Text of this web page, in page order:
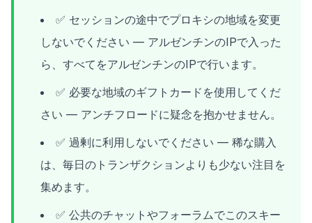
✅ セッションの途中でプロキシの地域を変更
しないでください — アルゼンチンのIPで入った
ら、すべてをアルゼンチンのIPで行います。
✅ 必要な地域のギフトカードを使用してくだ
さい — アンチフロードに疑念を抱かせません。
✅ 過剰に利用しないでください — 稀な購入
は、毎日のトランザクションよりも少ない注目を
集めます。
✅ 公共のチャットやフォーラムでこのスキー